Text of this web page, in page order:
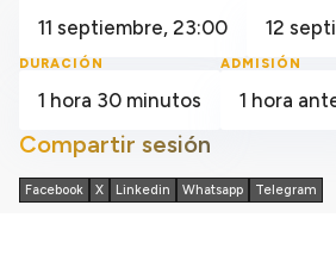
11 septiembre, 23:00 12
DURACIÓN
1 hora 30 minutos
ADMISIÓN
1 hora
Compartir sesión
Facebook X Linkedin Whatsapp Telegram